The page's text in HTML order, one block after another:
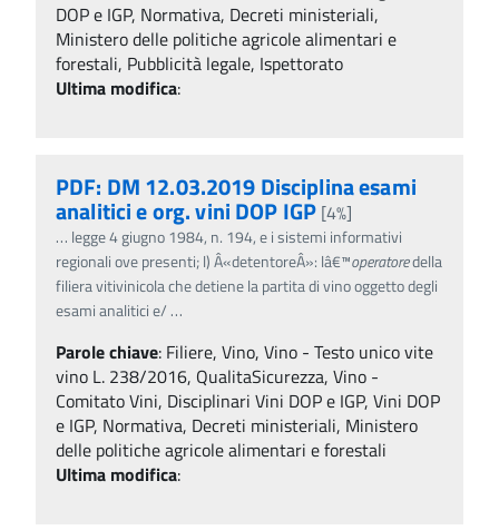
DOP e IGP, Normativa, Decreti ministeriali,
Ministero delle politiche agricole alimentari e
forestali, Pubblicità legale, Ispettorato
Ultima modifica:
PDF: DM 12.03.2019 Disciplina esami
analitici e org. vini DOP IGP [4%]
… legge 4 giugno 1984, n. 194, e i sistemi informativi
regionali ove presenti; l) Â«detentoreÂ»: lâ€™operatoredella
filiera vitivinicola che detiene la partita di vino oggetto degli
esami analitici e/ …
Parole chiave: Filiere, Vino, Vino - Testo unico vite
vino L. 238/2016, QualitaSicurezza, Vino -
Comitato Vini, Disciplinari Vini DOP e IGP, Vini DOP
e IGP, Normativa, Decreti ministeriali, Ministero
delle politiche agricole alimentari e forestali
Ultima modifica: